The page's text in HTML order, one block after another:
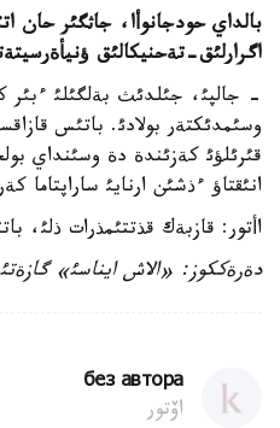
بالداي حودجانوأا، جاثگئر حان
اگرارلئق-تةحنيكالئق
- جالپئ، جئلدئث بةلگئلئ ءبئر
وسئمدئكتةر بولادئ. باتئس
قئرئلؤئ كةزئندة دة وسئنداي
انئقتاؤ ءذشئن ارنايئ ساراپتاما
اأتور: قازبةك قذتتئمذرات ذلئ،
دةرةككوز: «الاش ايناسئ» گازةتئ
без автора
اۆتور